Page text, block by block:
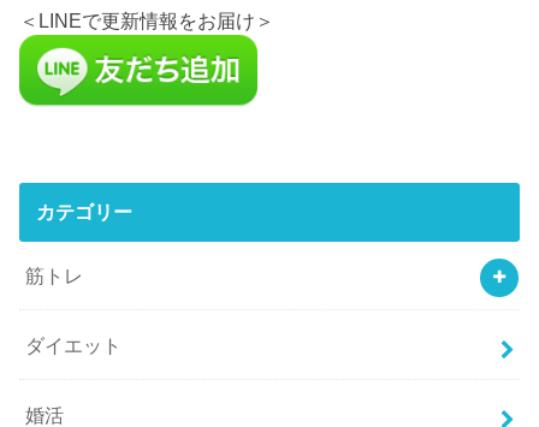
＜LINEで更新情報をお届け＞
カテゴリー
筋トレ
ダイエット
婚活